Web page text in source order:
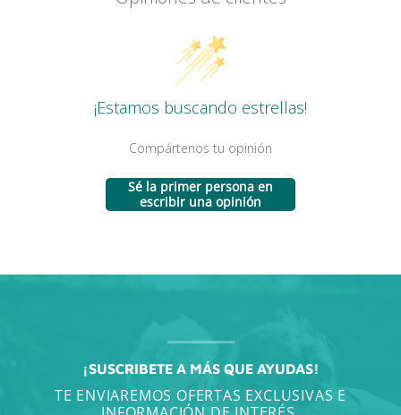
¡Estamos buscando estrellas!
Compártenos tu opinión
Sé la primer persona en
escribir una opinión
¡SUSCRIBETE A MÁS QUE AYUDAS!
TE ENVIAREMOS OFERTAS EXCLUSIVAS E